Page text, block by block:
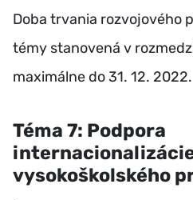
Doba trvania rozvojového
témy stanovená v
maximálne do 31. 12. 2022.
Téma 7: Podpora
vysokoškolského